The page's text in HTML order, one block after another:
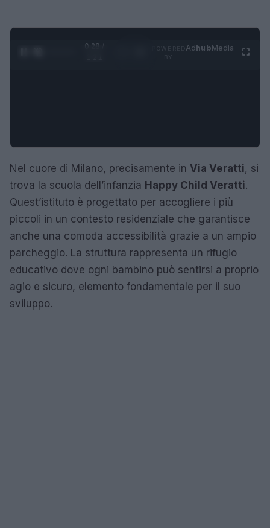
0:28 /
AdhubMedia
Nel cuore di Milano, precisamente in Via Veratti, si
trova la scuola dell’infanzia Happy Child Veratti.
Quest’istituto è progettato per accogliere i più
piccoli in un contesto residenziale che garantisce
anche una comoda accessibilità grazie a un ampio
parcheggio. La struttura rappresenta un rifugio
educativo dove ogni bambino può sentirsi a proprio
agio e sicuro, elemento fondamentale per il suo
sviluppo.